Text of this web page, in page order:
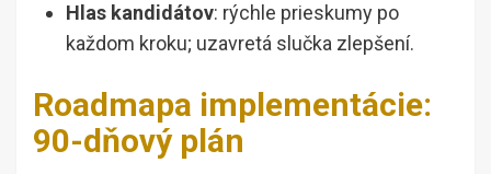
Hlas kandidátov: rýchle prieskumy po
každom kroku; uzavretá slučka zlepšení.
Roadmapa implementácie:
90-dňový plán